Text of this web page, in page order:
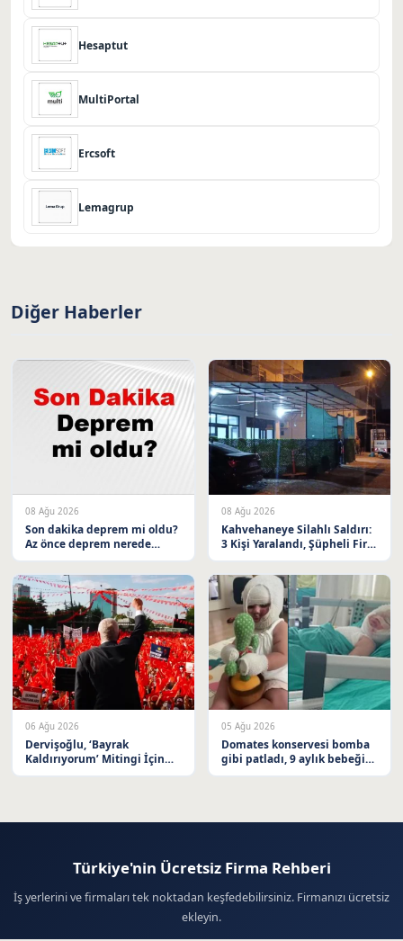
Hesaptut
MultiPortal
Ercsoft
Lemagrup
Diğer Haberler
08 Ağu 2026
Son dakika deprem mi oldu?
Az önce deprem nerede
ve il il AFAD son depremler
08 Ağustos 2026
08 Ağu 2026
Kahvehaneye Silahlı Saldırı:
3 Kişi Yaralandı, Şüpheli Firar
06 Ağu 2026
Dervişoğlu, ‘Bayrak
Kaldırıyorum’ Mitingi İçin
05 Ağu 2026
Domates konservesi bomba
gibi patladı, 9 aylık bebeğin
Türkiye'nin Ücretsiz Firma Rehberi
İş yerlerini ve firmaları tek noktadan keşfedebilirsiniz. Firmanızı ücretsiz
ekleyin.